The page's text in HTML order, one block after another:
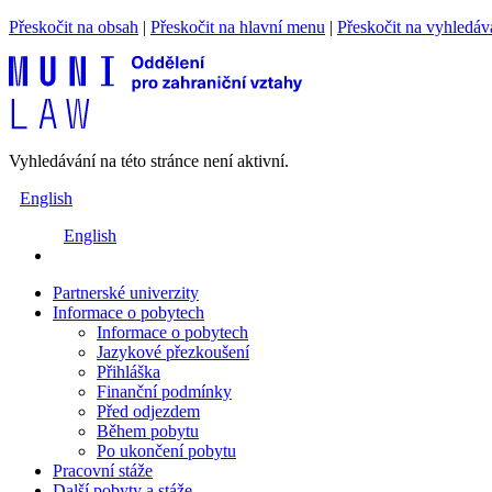
Přeskočit na obsah | Přeskočit na hlavní menu | Přeskočit na
Vyhledávání na této stránce není aktivní.
English
English
Partnerské univerzity
Informace o pobytech
Informace o pobytech
Jazykové přezkoušení
Přihláška
Finanční podmínky
Před odjezdem
Během pobytu
Po ukončení pobytu
Pracovní stáže